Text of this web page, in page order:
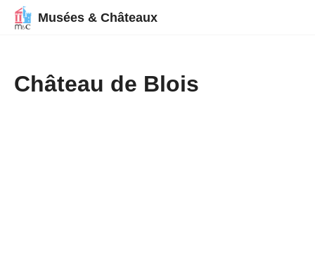
Musées & Châteaux
Château de Blois